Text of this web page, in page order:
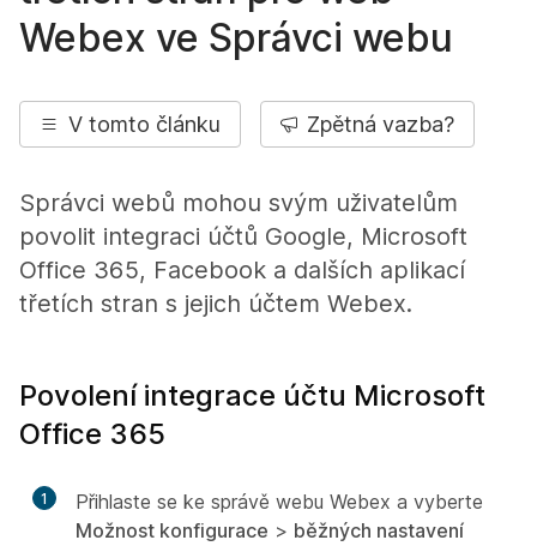
Webex ve Správci webu
V tomto článku Zpětná vazba?
Správci webů mohou svým uživatelům
povolit integraci účtů Google, Microsoft
Office 365, Facebook a dalších aplikací
třetích stran s jejich účtem Webex.
Povolení integrace účtu Microsoft
Office 365
1
Přihlaste se ke správě webu Webex a vyberte
Možnost konfigurace > běžných nastavení